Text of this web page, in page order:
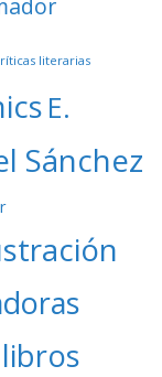
literarias
E.
Sánchez
libros